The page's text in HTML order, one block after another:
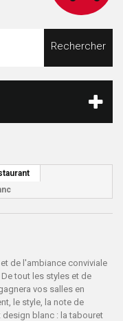
Rechercher
de l'ambiance conviviale
tout les styles et de
vos salles en
le style, la note de
design blanc : la tabouret